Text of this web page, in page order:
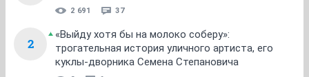
2 691 37
2
«Выйду хотя бы на молоко соберу»:
трогательная история уличного артиста, его
куклы-дворника Семена Степановича